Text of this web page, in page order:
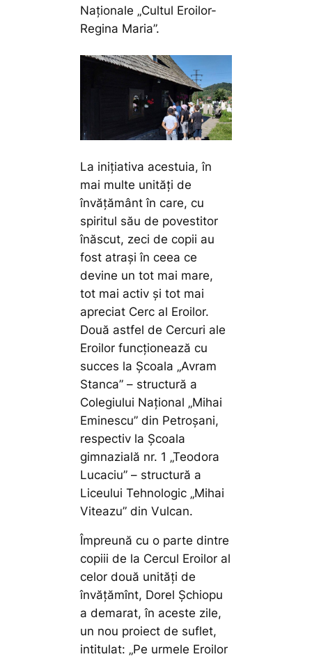
Naționale „Cultul Eroilor-
Regina Maria”.
La inițiativa acestuia, în
mai multe unități de
învățământ în care, cu
spiritul său de povestitor
înăscut, zeci de copii au
fost atrași în ceea ce
devine un tot mai mare,
tot mai activ și tot mai
apreciat Cerc al Eroilor.
Două astfel de Cercuri ale
Eroilor funcționează cu
succes la Școala „Avram
Stanca” – structură a
Colegiului Național „Mihai
Eminescu” din Petroșani,
respectiv la Școala
gimnazială nr. 1 „Teodora
Lucaciu” – structură a
Liceului Tehnologic „Mihai
Viteazu” din Vulcan.
Împreună cu o parte dintre
copiii de la Cercul Eroilor al
celor două unități de
învățămînt, Dorel Șchiopu
a demarat, în aceste zile,
un nou proiect de suflet,
intitulat: „Pe urmele Eroilor